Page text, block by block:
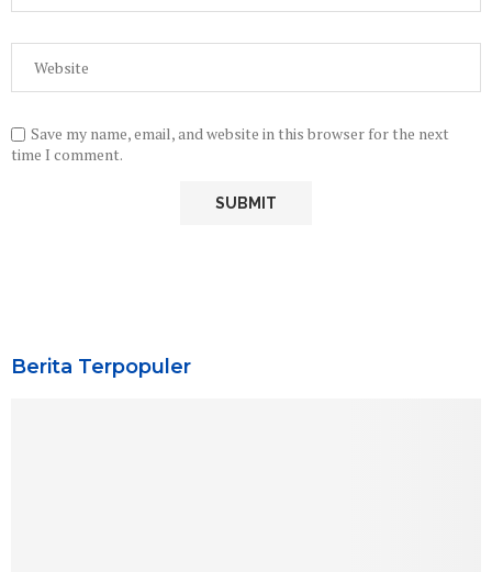
Save my name, email, and website in this browser for the next
time I comment.
Berita Terpopuler